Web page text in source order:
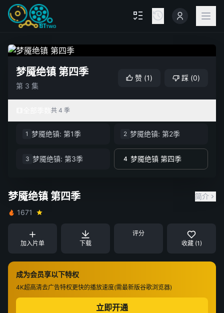
梦魇绝镇 第四季
第 3 集
赞 (1) 踩 (0)
共 4 季
1 梦魇绝镇: 第1季 2 梦魇绝镇: 第2季
3 梦魇绝镇: 第3季 4 梦魇绝镇 第四季
梦魇绝镇 第四季
简介
1671
加入片单 下载
评分
收藏 (1)
成为会员享以下特权
4K超高清去广告特权更快的播放速度(需最新版谷歌浏览器)
立即开通